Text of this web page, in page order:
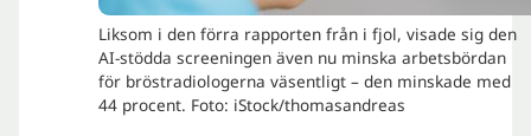
Liksom i den förra rapporten från i fjol, visade sig den
AI-stödda screeningen även nu minska arbetsbördan
för bröstradiologerna väsentligt – den minskade med
44 procent. Foto: iStock/thomasandreas